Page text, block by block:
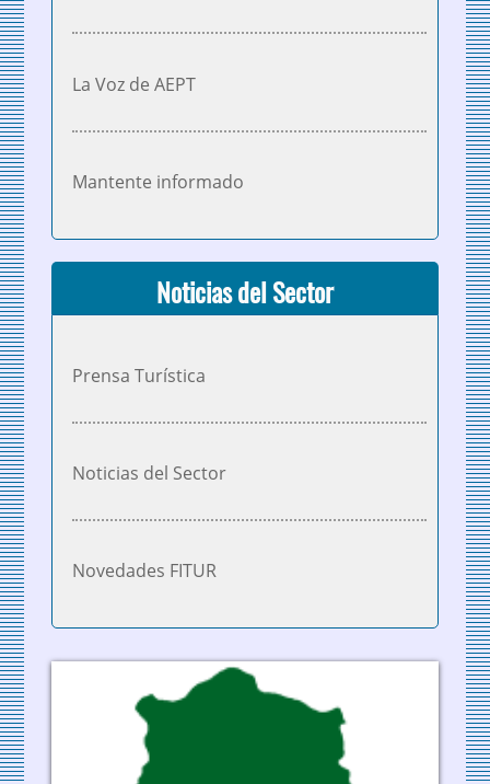
La Voz de AEPT
Mantente informado
Noticias del Sector
Prensa Turística
Noticias del Sector
Novedades FITUR